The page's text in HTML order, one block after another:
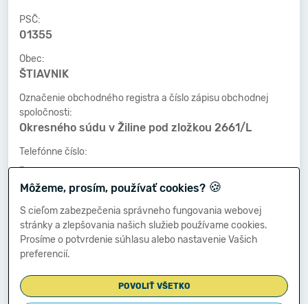
PSČ:
01355
Obec:
ŠTIAVNIK
Označenie obchodného registra a číslo zápisu obchodnej
spoločnosti:
Okresného súdu v Žiline pod zložkou 2661/L
Telefónne číslo:
-
Faxové číslo:
-
E-mailová adresa:
-
Zostavená dňa:
Môžeme, prosím, používať cookies? 🍪
S cieľom zabezpečenia správneho fungovania webovej
stránky a zlepšovania našich služieb používame cookies.
Prosíme o potvrdenie súhlasu alebo nastavenie Vašich
preferencií.
POVOLIŤ VŠETKO